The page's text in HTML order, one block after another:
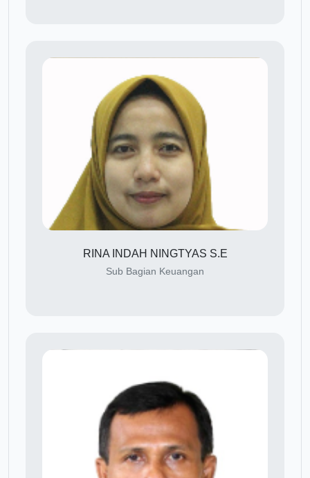
RINA INDAH NINGTYAS S.E
Sub Bagian Keuangan